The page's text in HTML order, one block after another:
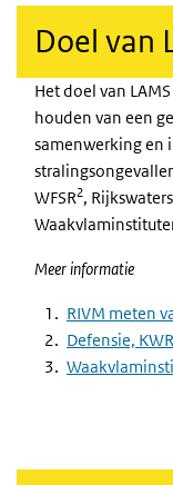
Doel van
Het doel van
houden van een
samenwerking
WFSR2,
Meer informatie
RIVM meten
Defensie,